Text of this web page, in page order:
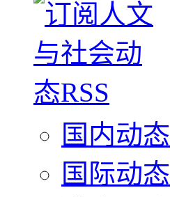
国内动态
国际动态